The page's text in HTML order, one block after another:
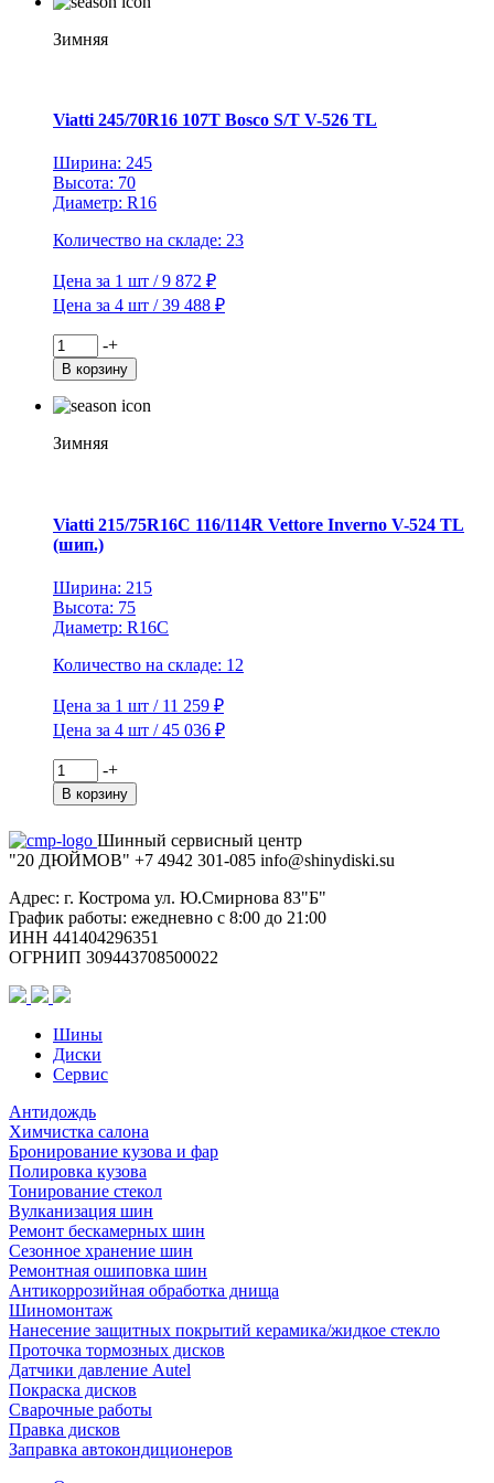
Brina
TL
Зимняя
Viatti 245/70R16 107T Bosco S/T V-526 TL
Ширина: 245
Высота: 70
Диаметр: R16
Количество на складе: 23
Цена за 1 шт / 9 872 ₽
Цена за 4 шт / 39 488 ₽
Количество
товара
Viatti
245/70R16
Bosco
TL
-+
В корзину
Зимняя
Viatti 215/75R16C 116/114R Vettore Inverno V-524 TL
(шип.)
Ширина: 215
Высота: 75
Диаметр: R16C
Количество на складе: 12
Цена за 1 шт / 11 259 ₽
Цена за 4 шт / 45 036 ₽
Количество
товара
Viatti
116/114R
Vettore
V-
524
TL
(шип.)
-+
В корзину
Шинный сервисный центр
"20 ДЮЙМОВ" +7 4942 301-085 info@shinydiski.su
Адрес: г. Кострома ул. Ю.Смирнова 83"Б"
График работы: ежедневно с 8:00 до 21:00
ИНН 441404296351
ОГРНИП 309443708500022
Шины
Диски
Сервис
Антидождь
Химчистка салона
Бронирование кузова и фар
Полировка кузова
Тонирование стекол
Вулканизация шин
Ремонт бескамерных шин
Сезонное хранение шин
Ремонтная ошиповка шин
Антикоррозийная обработка днища
Шиномонтаж
Нанесение защитных покрытий керамика/жидкое стекло
Проточка тормозных дисков
Датчики давление Autel
Покраска дисков
Сварочные работы
Правка дисков
Заправка автокондиционеров